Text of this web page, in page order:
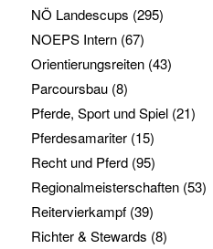
NÖ Landescups (295)
NOEPS Intern(67)
Orientierungsreiten(43)
Parcoursbau(8)
Pferde, Sport und Spiel(21)
Pferdesamariter(15)
Recht und Pferd(95)
Regionalmeisterschaften(53)
Reitervierkampf(39)
Richter & Stewards (8)